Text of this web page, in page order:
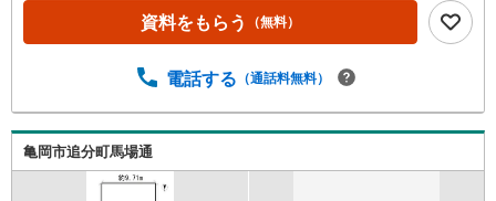
資料をもらう （無料）
電話する （通話料無料）
亀岡市追分町馬場通